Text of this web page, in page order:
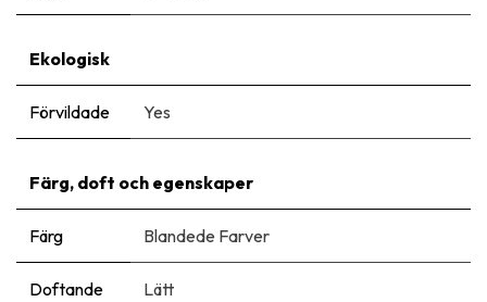
Ekologisk
Förvildade Yes
Färg, doft och egenskaper
Färg Blandede Farver
Doftande Lätt